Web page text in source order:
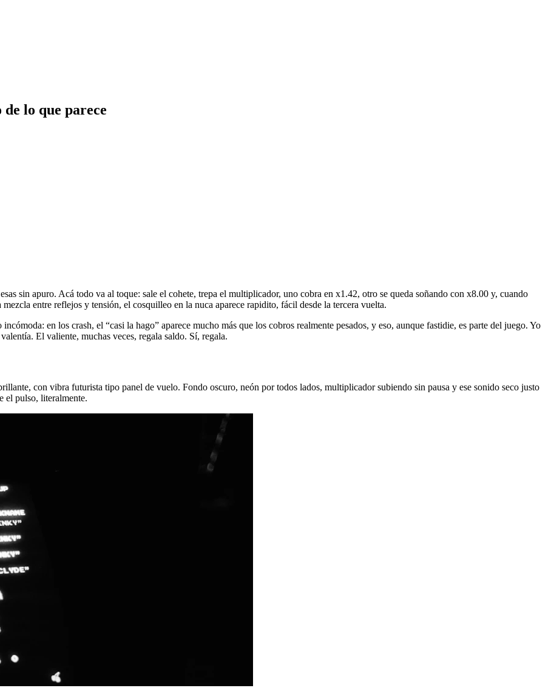
lo que parece
sin apuro. Acá todo va al toque: sale el cohete, trepa el multiplicador, uno cobra en x1.42, otro se queda soñando con x8.00 y, cuando
entre reflejos y tensión, el cosquilleo en la nuca aparece rapidito, fácil desde la tercera vuelta.
en los crash, el “casi la hago” aparece mucho más que los cobros realmente pesados, y eso, aunque fastidie, es parte del juego. Yo
El valiente, muchas veces, regala saldo. Sí, regala.
con vibra futurista tipo panel de vuelo. Fondo oscuro, neón por todos lados, multiplicador subiendo sin pausa y ese sonido seco justo
el pulso, literalmente.